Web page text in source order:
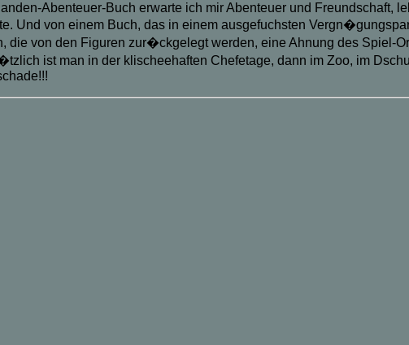
Abenteuer-Buch erwarte ich mir Abenteuer und Freundschaft,
Und von einem Buch, das in einem ausgefuchsten
von den Figuren zur�ckgelegt werden, eine Ahnung des Spiel-
ist man in der klischeehaften Chefetage, dann im Zoo, im